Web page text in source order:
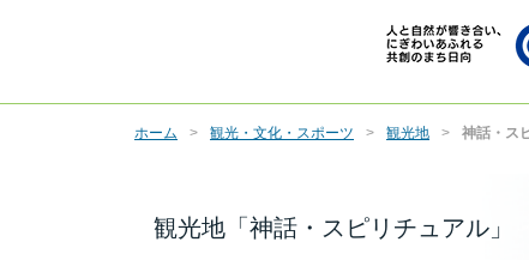
ホーム 観光・文化・スポーツ 観光地 神話・ス
観光地「神話・スピリチュアル」